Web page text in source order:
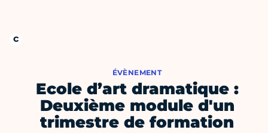
ÉVÈNEMENT
Ecole d’art dramatique :
Deuxième module d'un
trimestre de formation